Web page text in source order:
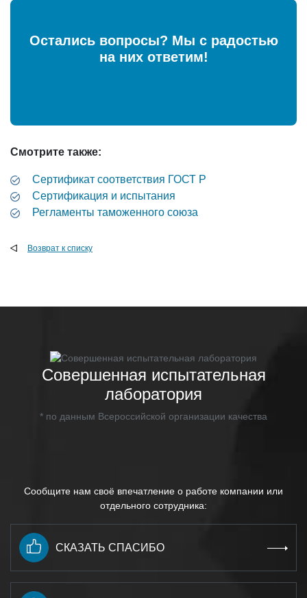
Остались вопросы? Мы с радостью
на них ответим!
Смотрите также:
Cертификат соответствия ГОСТ Р
Сертификация и испытания
Регламенты таможенного союза
Возврат к списку
Совершенная испытательная
лаборатория
* по данным Всероссийской организации качества
Сообщите нам своё впечатление о работе компании или
отдельного сотрудника:
СКАЗАТЬ СПАСИБО